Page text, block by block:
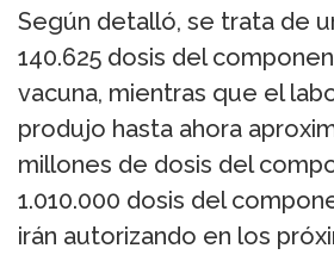
Según detalló, se trata de
140.625 dosis del
vacuna, mientras que el
produjo hasta ahora
millones de dosis del
1.010.000 dosis del
irán autorizando en los